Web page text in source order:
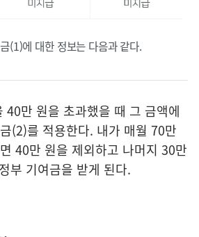
(1)에 대한 정보는 다음과 같다.
40만 원을 초과했을 때 그 금액에
(2)를 적용한다. 내가 매월 70만
40만 원을 제외하고 나머지 30만
부 기여금을 받게 된다.